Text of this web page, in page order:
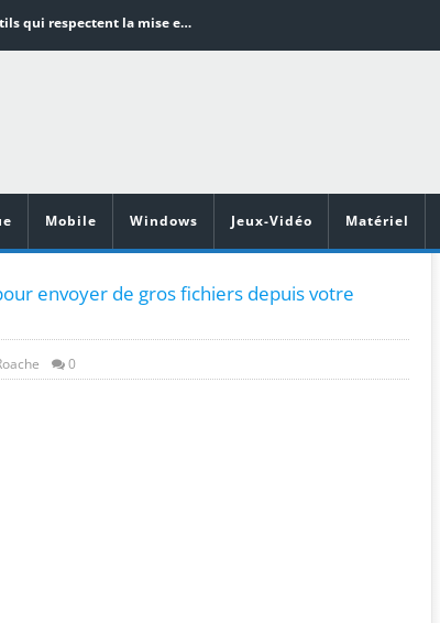
Word en PDF : les outils qui respectent la mise en page
Vidéoprojecteurs Asus : Top 6 des meilleurs modèles de la marque
Mobile Windows Jeux-Vidéo Matériel
envoyer de gros fichiers depuis votre
0